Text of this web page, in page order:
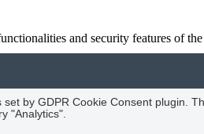
and security features of
set by GDPR Cookie Consent plugin.
"Analytics".